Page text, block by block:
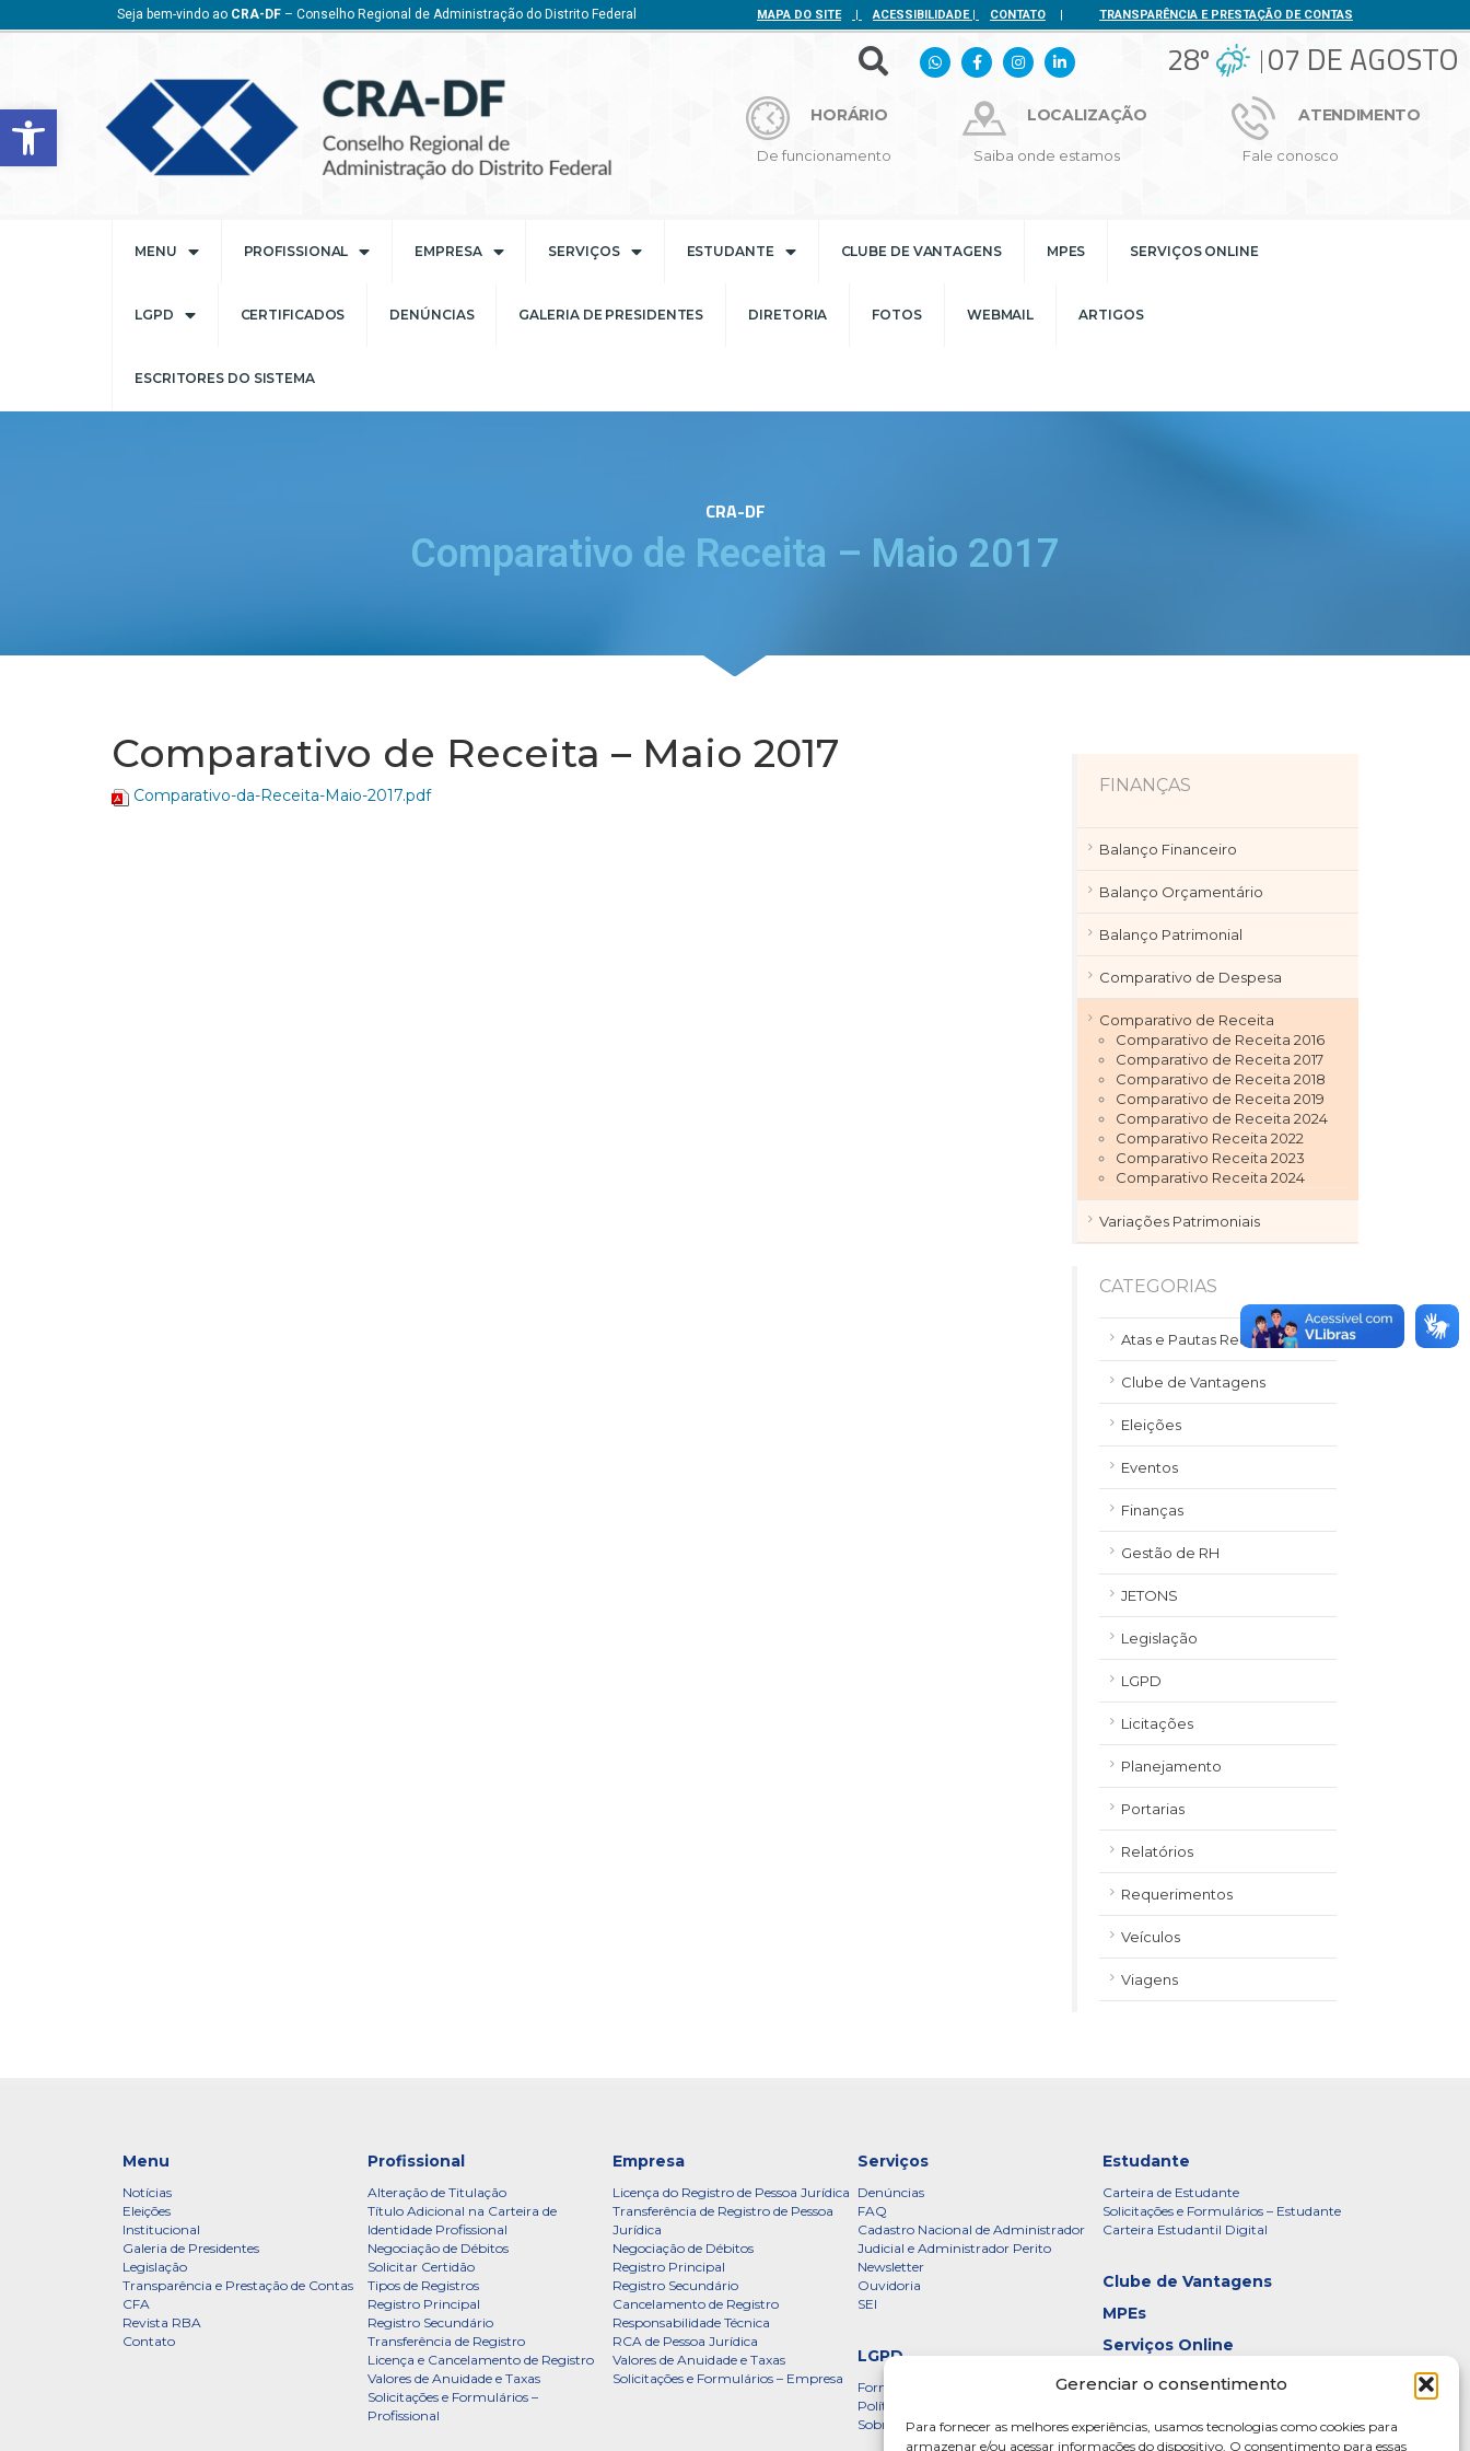
Barra de Ferramentas Aberta
Gerenciar o consentimento
Para fornecer as melhores experiências, usamos tecnologias como cookies para
armazenar e/ou acessar informações do dispositivo. O consentimento para essas
Seja bem-vindo ao CRA-DF – Conselho Regional de Administração do Distrito Federal MAPA DO SITE | ACESSIBILIDADE| CONTATO | TRANSPARÊNCIA E PRESTAÇÃO DE CONTAS
28º 07 DE AGOSTO
HORÁRIO
De funcionamento
LOCALIZAÇÃO
Saiba onde estamos
ATENDIMENTO
Fale conosco
MENU PROFISSIONAL EMPRESA SERVIÇOS ESTUDANTE CLUBE DE VANTAGENS MPES SERVIÇOS ONLINE
LGPD CERTIFICADOS DENÚNCIAS GALERIA DE PRESIDENTES DIRETORIA FOTOS WEBMAIL ARTIGOS
ESCRITORES DO SISTEMA
CRA-DF
Comparativo de Receita – Maio 2017
Comparativo de Receita – Maio 2017
Comparativo-da-Receita-Maio-2017.pdf FINANÇAS
Balanço Financeiro
Balanço Orçamentário
Balanço Patrimonial
Comparativo de Despesa
Comparativo de Receita
Comparativo de Receita 2016
Comparativo de Receita 2017
Comparativo de Receita 2018
Comparativo de Receita 2019
Comparativo de Receita 2024
Comparativo Receita 2022
Comparativo Receita 2023
Comparativo Receita 2024
Variações Patrimoniais
CATEGORIAS
Atas e Pautas Reuniões
Clube de Vantagens
Eleições
Eventos
Finanças
Gestão de RH
JETONS
Legislação
LGPD
Licitações
Planejamento
Portarias
Relatórios
Requerimentos
Veículos
Viagens
Menu
Notícias
Eleições
Institucional
Galeria de Presidentes
Legislação
Transparência e Prestação de Contas
CFA
Revista RBA
Contato
Profissional
Alteração de Titulação
Título Adicional na Carteira de
Identidade Profissional
Negociação de Débitos
Solicitar Certidão
Tipos de Registros
Registro Principal
Registro Secundário
Transferência de Registro
Licença e Cancelamento de Registro
Valores de Anuidade e Taxas
Solicitações e Formulários –
Profissional
Empresa
Licença do Registro de Pessoa Jurídica
Transferência de Registro de Pessoa
Jurídica
Negociação de Débitos
Registro Principal
Registro Secundário
Cancelamento de Registro
Responsabilidade Técnica
RCA de Pessoa Jurídica
Valores de Anuidade e Taxas
Solicitações e Formulários – Empresa
Serviços
Denúncias
FAQ
Cadastro Nacional de Administrador
Judicial e Administrador Perito
Newsletter
Ouvidoria
SEI
Estudante
Carteira de Estudante
Solicitações e Formulários – Estudante
Carteira Estudantil Digital
Clube de Vantagens
MPEs
Serviços Online
LGPD
Formulário
Política de Privacidade – CRADF
Sobre a LGPD
Certificados
Galeria de Presidentes